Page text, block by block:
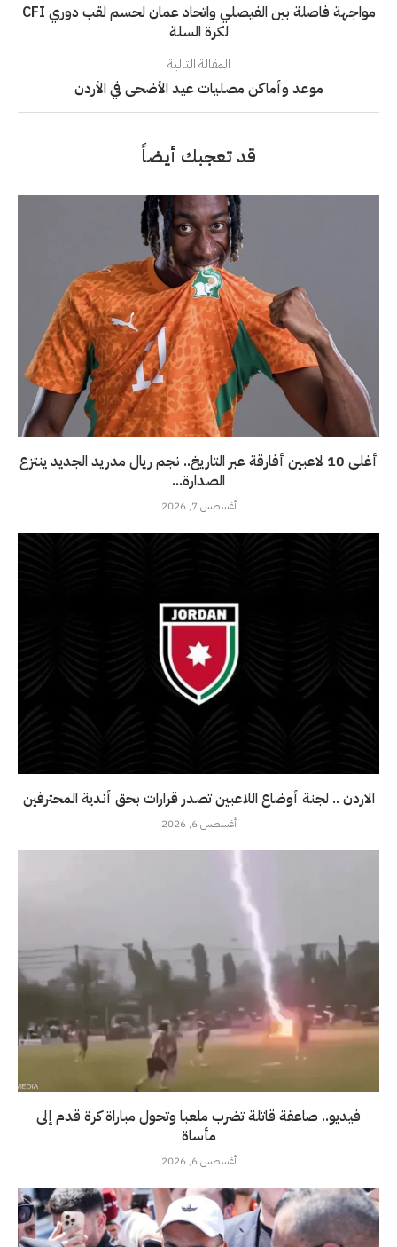
مواجهة فاصلة بين الفيصلي واتحاد عمان لحسم لقب دوري CFI
لكرة السلة
المقالة التالية
موعد وأماكن مصليات عيد الأضحى في الأردن
قد تعجبك أيضاً
أغلى 10 لاعبين أفارقة عبر التاريخ.. نجم ريال مدريد الجديد ينتزع
الصدارة...
أغسطس 7, 2026
الاردن .. لجنة أوضاع اللاعبين تصدر قرارات بحق أندية المحترفين
أغسطس 6, 2026
فيديو.. صاعقة قاتلة تضرب ملعبا وتحول مباراة كرة قدم إلى
مأساة
أغسطس 6, 2026